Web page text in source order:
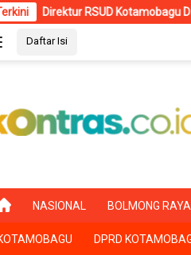
Dampingi Wali Kota dr.
Daftar Isi
B
R
A
NASIONAL BOLMONG RAYA
DPRD